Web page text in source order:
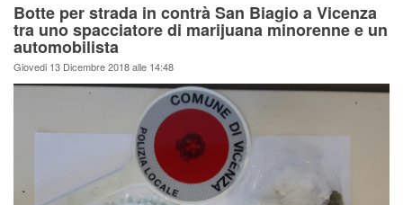
Botte per strada in contrà San Biagio a Vicenza
tra uno spacciatore di marijuana minorenne e un
automobilista
Giovedi 13 Dicembre 2018 alle 14:48